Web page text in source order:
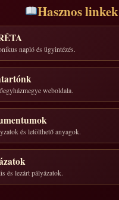
Hasznos linkek
napló és ügyintézés.
weboldala.
és letölthető anyagok.
és lezárt pályázatok.